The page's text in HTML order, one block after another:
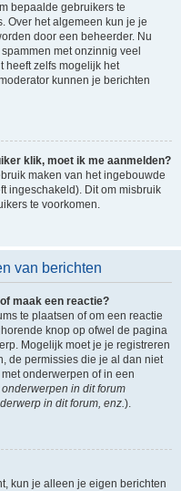
bepaalde gebruikers te
Over het algemeen kun je je
door een beheerder. Nu
met onzinnig veel
heeft zelfs mogelijk het
kunnen je berichten
klik, moet ik me aanmelden?
maken van het ingebouwde
ingeschakeld). Dit om misbruik
te voorkomen.
van berichten
maak een reactie?
te plaatsen of om een reactie
knop op ofwel de pagina
Mogelijk moet je je registreren
de permissies die je al dan niet
onderwerpen of in een
in dit forum
in dit forum, enz.).
kun je alleen je eigen berichten